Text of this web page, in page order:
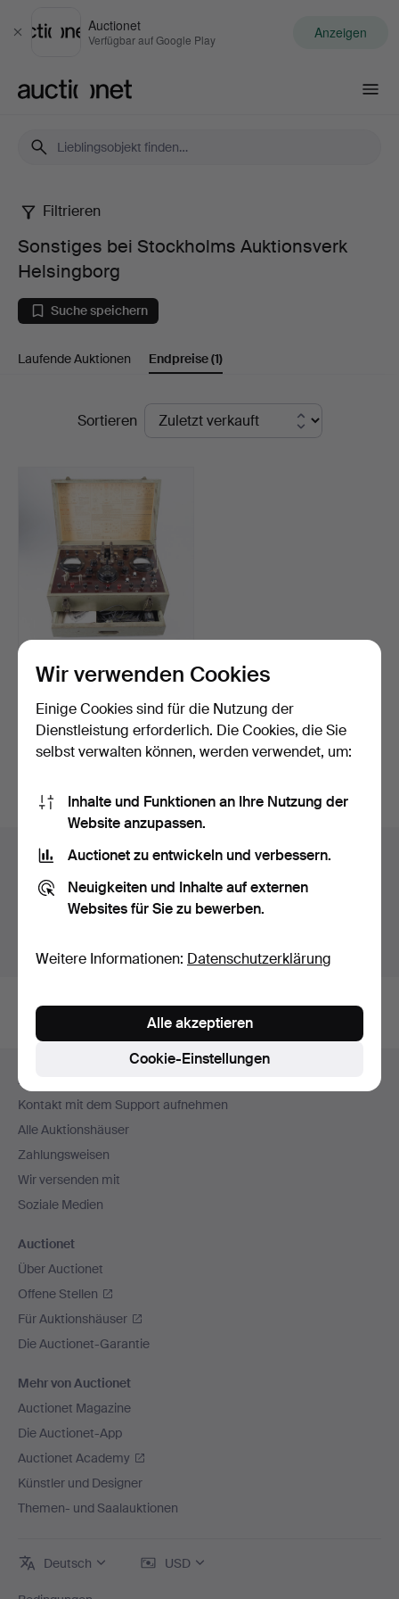
Schließen
Auctionet
Verfügbar auf Google Play Anzeigen
Sonstiges
bei
Stockholms
Auktionsverk
Filtrieren
Sonstiges bei Stockholms Auktionsverk
Helsingborg
Suche speichern
Laufende Auktionen Endpreise(1)
EndpreiseSortieren
PRÜFREX K20, Zündtester,
Deutschland, Mitt…
14 Gebote
295 USD
Auktionsarchiv
Sie suchen in unserem Archiv der beendeten
Auktionen.
Navigation
Hilfe und Kontakt
Kontakt mit dem Support aufnehmen
Alle Auktionshäuser
Zahlungsweisen
Wir versenden mit
Soziale Medien
Auctionet
Über Auctionet
Offene Stellen
Für Auktionshäuser
Die Auctionet-Garantie
Mehr von Auctionet
Auctionet Magazine
Die Auctionet-App
Auctionet Academy
Künstler und Designer
Themen- und Saalauktionen
Deutsch USD
Wir verwenden Cookies
Einige Cookies sind für die Nutzung der
Dienstleistung erforderlich. Die Cookies, die Sie
selbst verwalten können, werden verwendet, um:
Inhalte und Funktionen an Ihre Nutzung der
Website anzupassen.
Auctionet zu entwickeln und verbessern.
Neuigkeiten und Inhalte auf externen
Websites für Sie zu bewerben.
Weitere Informationen: Datenschutzerklärung
Cookie-Einstellungen
Alle akzeptieren